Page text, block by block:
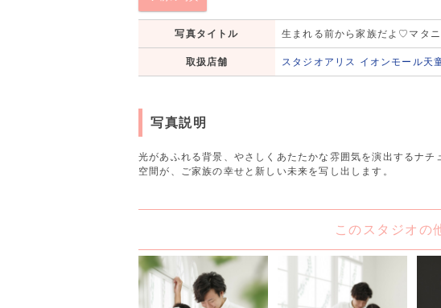
写真タイトル 生まれる前から家族だよ♡マタニ
取扱店舗 スタジオアリス イオンモール天
写真説明
光があふれる背景、やさしくあたたかな雰囲気を演出するナ
空間が、ご家族の幸せと新しい未来を写し出します。
このスタジオの